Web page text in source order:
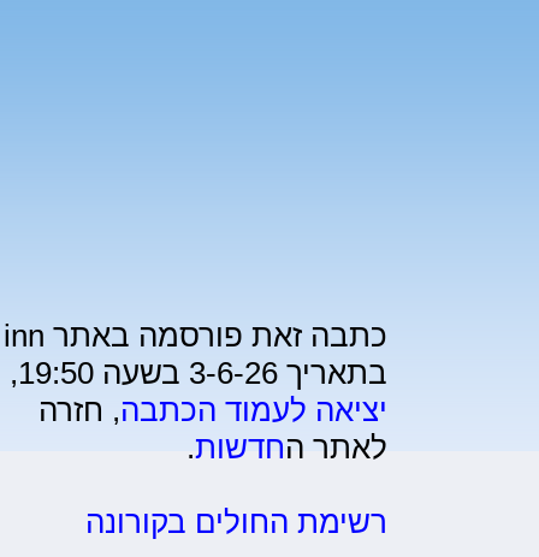
כתבה זאת פורסמה באתר inn
בתאריך 3-6-26 בשעה 19:50,
יציאה לעמוד הכתבה, חזרה
לאתר החדשות.
רשימת החולים בקורונה